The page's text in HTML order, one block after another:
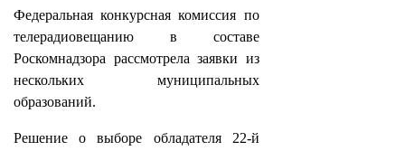
Федеральная конкурсная комиссия по
телерадиовещанию в составе
Роскомнадзора рассмотрела заявки из
нескольких муниципальных
образований.
Решение о выборе обладателя 22-й